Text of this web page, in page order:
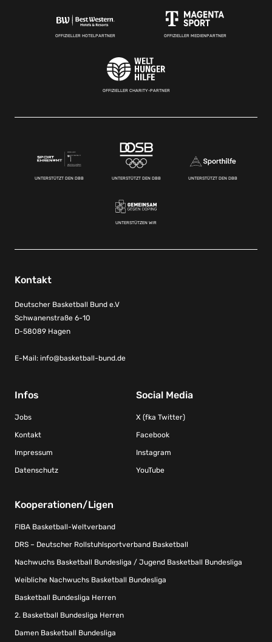
OFFIZIELLER HOTELPARTNER OFFIZIELLER MEDIENPARTNER
OFFIZIELLER CHARITY-PARTNER
UNTERSTÜTZT DEN DBB UNTERSTÜTZT DEN DBB UNTERSTÜTZT DEN DBB
UNTERSTÜTZEN WIR
Kontakt
Deutscher Basketball Bund e.V
Schwanenstraße 6-10
D-58089 Hagen
E-Mail: info@basketball-bund.de
Infos
Jobs
Kontakt
Impressum
Datenschutz
Social Media
X (fka Twitter)
Facebook
Instagram
YouTube
Kooperationen/Ligen
FIBA Basketball-Weltverband
DRS – Deutscher Rollstuhlsportverband Basketball
Nachwuchs Basketball Bundesliga / Jugend Basketball Bundesliga
Weibliche Nachwuchs Basketball Bundesliga
Basketball Bundesliga Herren
2. Basketball Bundesliga Herren
Damen Basketball Bundesliga